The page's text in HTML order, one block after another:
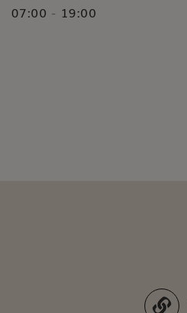
07:00 - 19:00